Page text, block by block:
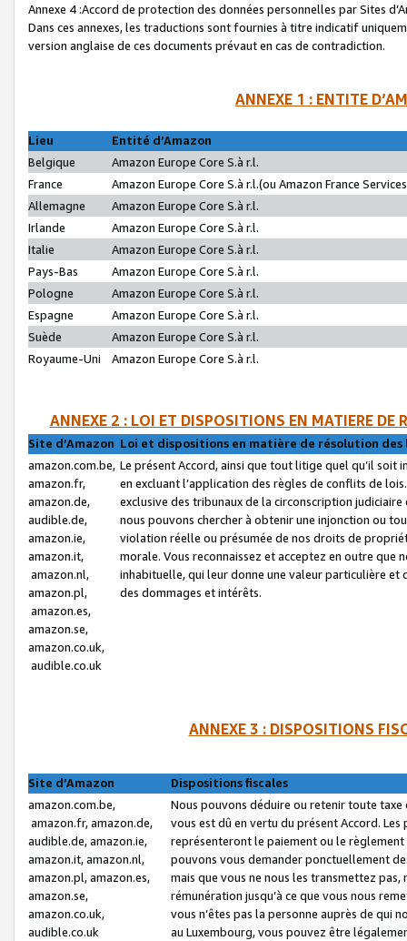
Annexe 4 :Accord de protection des données personnelles par Sites
Dans ces annexes, les traductions sont fournies à titre indicatif
version anglaise de ces documents prévaut en cas de contradiction.
ANNEXE 1 : ENTITE
Lieu
Entité d’Amazon
Belgique
Amazon Europe Core S.à r.l.
France
Amazon Europe Core S.à r.l.(ou Amazon France
Allemagne
Amazon Europe Core S.à r.l.
Irlande
Amazon Europe Core S.à r.l.
Italie
Amazon Europe Core S.à r.l.
Pays-Bas
Amazon Europe Core S.à r.l.
Pologne
Amazon Europe Core S.à r.l.
Espagne
Amazon Europe Core S.à r.l.
Suède
Amazon Europe Core S.à r.l.
Royaume-Uni
Amazon Europe Core S.à r.l.
ANNEXE 2 : LOI ET DISPOSITIONS EN MATIERE DE
Site d’Amazon Loi et dispositions en matière de résolution
amazon.com.be,
amazon.fr,
amazon.de,
audible.de,
amazon.ie,
amazon.it,
amazon.nl,
amazon.pl,
amazon.es,
amazon.se,
amazon.co.uk,
audible.co.uk
Le présent Accord, ainsi que tout litige quel qu’il soit
en excluant l’application des règles de conflits de
exclusive des tribunaux de la circonscription
nous pouvons chercher à obtenir une injonction ou
violation réelle ou présumée de nos droits de
morale. Vous reconnaissez et acceptez en outre que
inhabituelle, qui leur donne une valeur particulière
des dommages et intérêts.
ANNEXE 3 : DISPOSITIONS
Site d’Amazon
Dispositions fiscales
amazon.com.be,
amazon.fr, amazon.de,
audible.de, amazon.ie,
amazon.it, amazon.nl,
amazon.pl, amazon.es,
amazon.se,
amazon.co.uk,
audible.co.uk
Nous pouvons déduire ou retenir toute
vous est dû en vertu du présent Accord.
représenteront le paiement ou le
pouvons vous demander ponctuellement
mais que vous ne nous les transmettez
rémunération jusqu’à ce que vous nous
vous n’êtes pas la personne auprès de qui
au Luxembourg, vous pouvez être